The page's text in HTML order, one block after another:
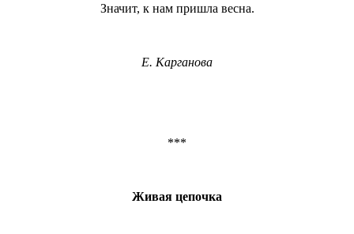
Значит, к нам пришла весна.
Е. Карганова
***
Живая цепочка